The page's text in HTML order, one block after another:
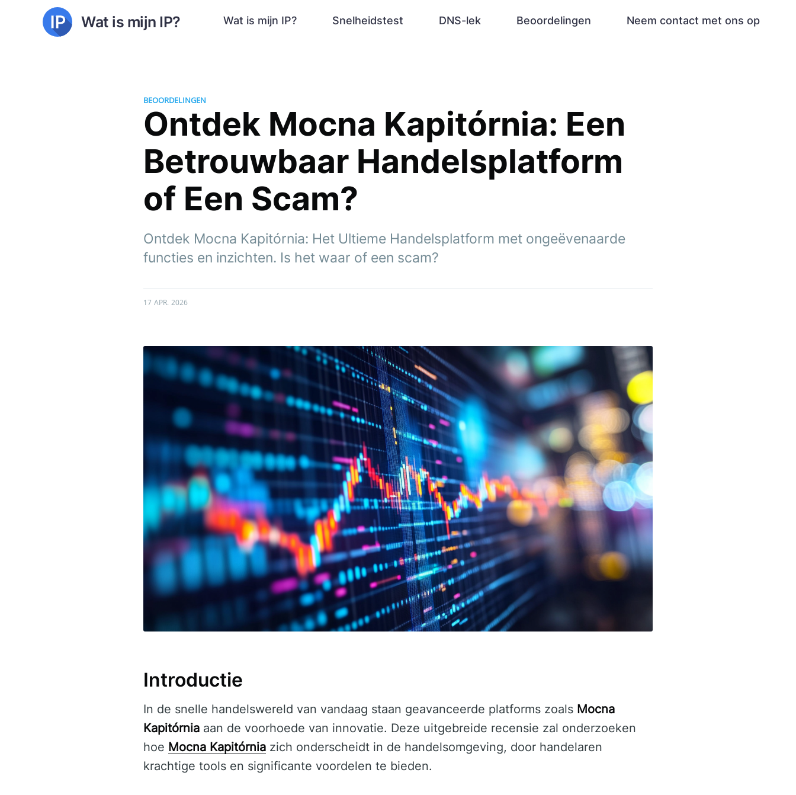
Wat is mijn IP? Wat is mijn IP? Snelheidstest DNS-lek Beoordelingen Neem contact met ons op
BEOORDELINGEN
Ontdek Mocna Kapitórnia: Een
Betrouwbaar Handelsplatform
of Een Scam?
Ontdek Mocna Kapitórnia: Het Ultieme Handelsplatform met ongeëvenaarde
functies en inzichten. Is het waar of een scam?
17 APR. 2026
Introductie
In de snelle handelswereld van vandaag staan geavanceerde platforms zoals Mocna
Kapitórnia aan de voorhoede van innovatie. Deze uitgebreide recensie zal onderzoeken
hoe Mocna Kapitórnia zich onderscheidt in de handelsomgeving, door handelaren
krachtige tools en significante voordelen te bieden.